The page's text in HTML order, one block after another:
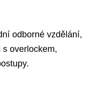
odborné vzdělání,
overlockem,